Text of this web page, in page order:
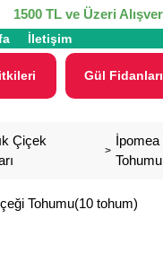
1500 TL ve Üzeri
İletişim
Gül Fidanları
Çiçek
İpomea
Tohumu